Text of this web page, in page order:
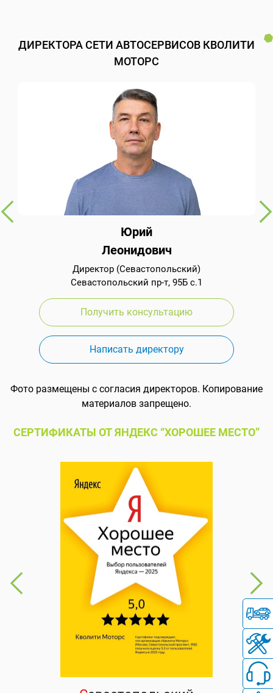
ДИРЕКТОРА СЕТИ АВТОСЕРВИСОВ КВОЛИТИ
МОТОРС
Юрий
Леонидович
Директор (Севастопольский)
Севастопольский пр-т, 95Б с.1
Получить консультацию
Написать директору
Фото размещены с согласия директоров. Копирование
материалов запрещено.
СЕРТИФИКАТЫ ОТ ЯНДЕКС “ХОРОШЕЕ МЕСТО”